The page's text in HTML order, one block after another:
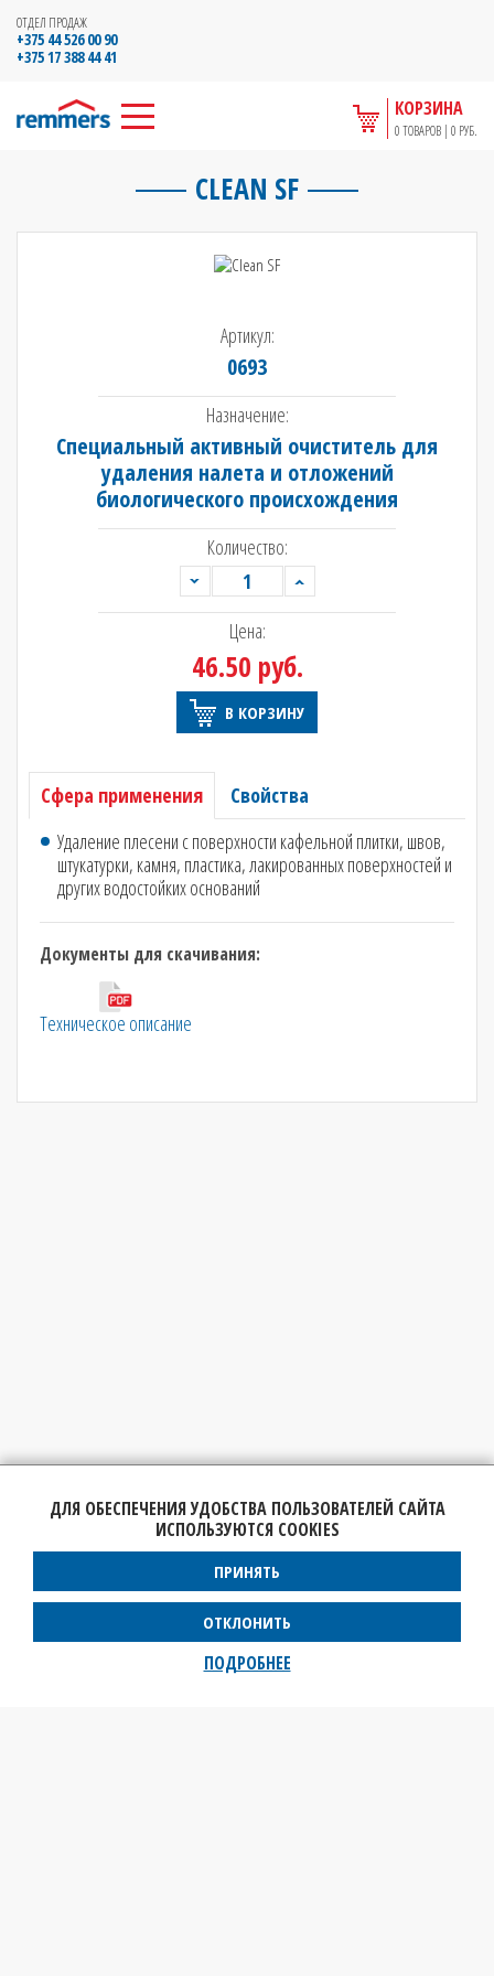
ОТДЕЛ ПРОДАЖ
+375 44 526 00 90
+375 17 388 44 41
КОРЗИНА
0 ТОВАРОВ | 0 РУБ.
CLEAN SF
Артикул:
0693
Назначение:
Специальный активный очиститель для
удаления налета и отложений
биологического происхождения
Количество:
Цена:
46.50 руб.
В КОРЗИНУ
Сфера применения
Свойства
Удаление плесени с поверхности кафельной плитки, швов,
штукатурки, камня, пластика, лакированных поверхностей и
других водостойких оснований
Документы для скачивания:
Техническое описание
ДЛЯ ОБЕСПЕЧЕНИЯ УДОБСТВА ПОЛЬЗОВАТЕЛЕЙ САЙТА
ИСПОЛЬЗУЮТСЯ COOKIES
ПРИНЯТЬ
ОТКЛОНИТЬ
ПОДРОБНЕЕ